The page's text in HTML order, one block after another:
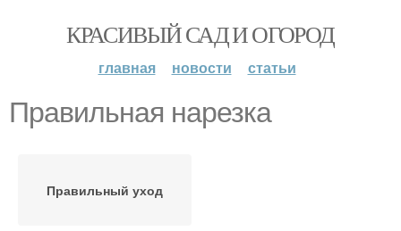
КРАСИВЫЙ САД И ОГОРОД
главная новости статьи
Правильная нарезка
Правильный уход